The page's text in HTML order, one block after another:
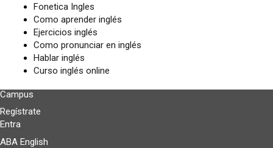
Fonetica Ingles
Como aprender inglés
Ejercicios inglés
Como pronunciar en inglés
Hablar inglés
Curso inglés online
Campus
Regístrate
Entra
ABA English